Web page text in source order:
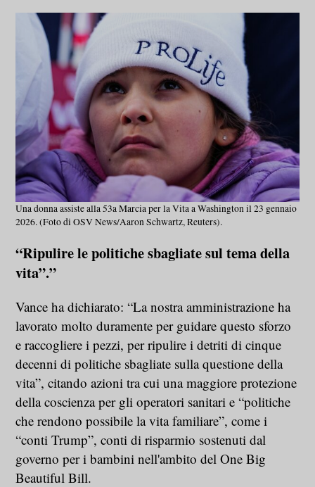
Una donna assiste alla 53a Marcia per la Vita a Washington il 23 gennaio
2026. (Foto di OSV News/Aaron Schwartz, Reuters).
“Ripulire le politiche sbagliate sul tema della
vita”.”
Vance ha dichiarato: “La nostra amministrazione ha
lavorato molto duramente per guidare questo sforzo
e raccogliere i pezzi, per ripulire i detriti di cinque
decenni di politiche sbagliate sulla questione della
vita”, citando azioni tra cui una maggiore protezione
della coscienza per gli operatori sanitari e “politiche
che rendono possibile la vita familiare”, come i
“conti Trump”, conti di risparmio sostenuti dal
governo per i bambini nell'ambito del One Big
Beautiful Bill.